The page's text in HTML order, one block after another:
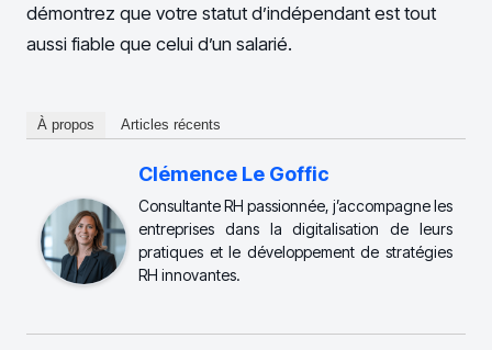
démontrez que votre statut d’indépendant est tout
aussi fiable que celui d’un salarié.
À propos Articles récents
Clémence Le Goffic
Consultante RH passionnée, j’accompagne les
entreprises dans la digitalisation de leurs
pratiques et le développement de stratégies
RH innovantes.